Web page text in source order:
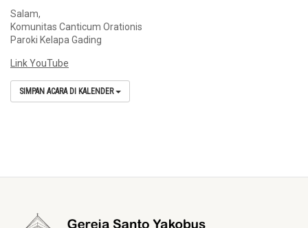
Salam,
Komunitas Canticum Orationis
Paroki Kelapa Gading
Link YouTube
SIMPAN ACARA DI KALENDER